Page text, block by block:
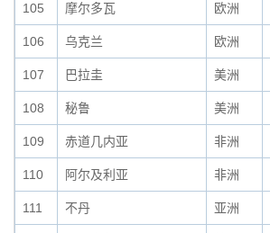
105 摩尔多瓦 欧洲
106 乌克兰 欧洲
107 巴拉圭 美洲
108 秘鲁 美洲
109 赤道几内亚 非洲
110 阿尔及利亚 非洲
111 不丹 亚洲